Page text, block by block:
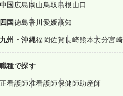
中国広島岡山鳥取島根山口
四国徳島香川愛媛高知
九州・沖縄福岡佐賀長崎熊本大分宮崎
職種で探す
正看護師准看護師保健師助産師